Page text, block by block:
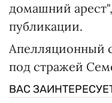
домашний
публикации.
Апелляционный
под стражей
ВАС